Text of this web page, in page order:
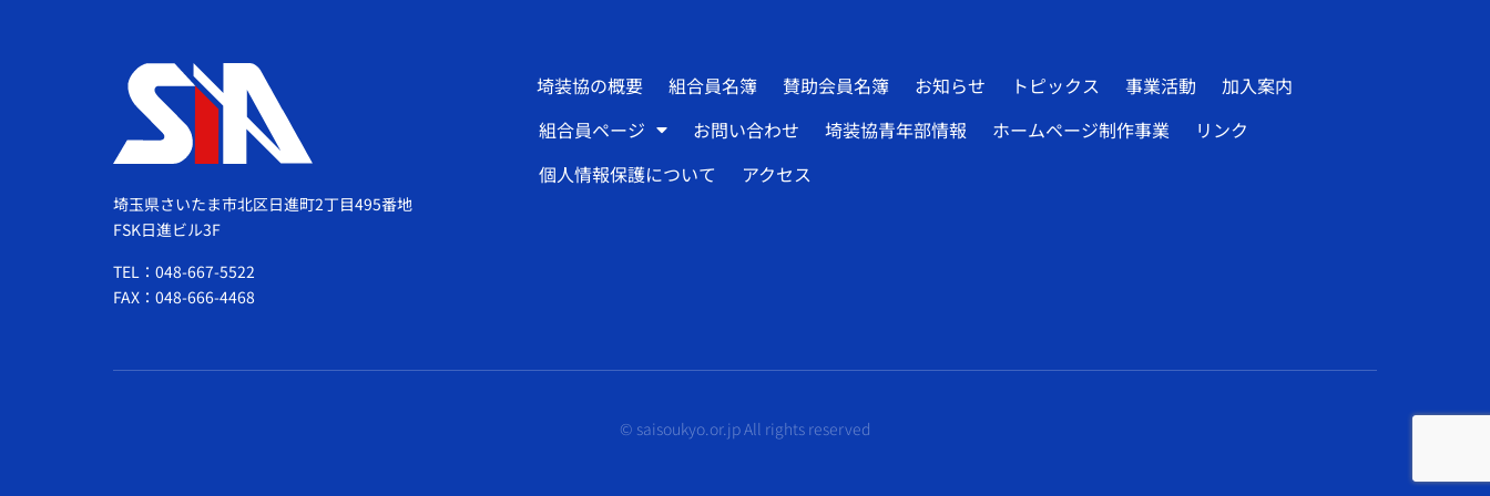
埼玉県さいたま市北区日進町2丁目495番地
FSK日進ビル3F
TEL：048-667-5522
FAX：048-666-4468
埼装協の概要 組合員名簿 賛助会員名簿 お知らせ トピックス 事業活動
加入案内
組合員ページ
お問い合わせ 埼装協青年部情報 ホームページ制作事業
リンク
個人情報保護について
アクセス
© saisoukyo.or.jp All rights reserved